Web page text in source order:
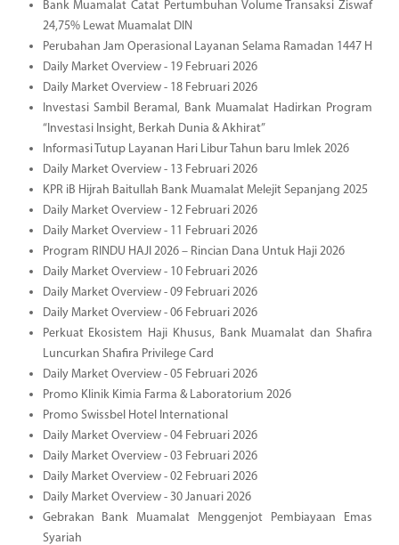
Bank Muamalat Catat Pertumbuhan Volume Transaksi Ziswaf
24,75% Lewat Muamalat DIN
Perubahan Jam Operasional Layanan Selama Ramadan 1447 H
Daily Market Overview - 19 Februari 2026
Daily Market Overview - 18 Februari 2026
Investasi Sambil Beramal, Bank Muamalat Hadirkan Program
“Investasi Insight, Berkah Dunia & Akhirat”
Informasi Tutup Layanan Hari Libur Tahun baru Imlek 2026
Daily Market Overview - 13 Februari 2026
KPR iB Hijrah Baitullah Bank Muamalat Melejit Sepanjang 2025
Daily Market Overview - 12 Februari 2026
Daily Market Overview - 11 Februari 2026
Program RINDU HAJI 2026 – Rincian Dana Untuk Haji 2026
Daily Market Overview - 10 Februari 2026
Daily Market Overview - 09 Februari 2026
Daily Market Overview - 06 Februari 2026
Perkuat Ekosistem Haji Khusus, Bank Muamalat dan Shafira
Luncurkan Shafira Privilege Card
Daily Market Overview - 05 Februari 2026
Promo Klinik Kimia Farma & Laboratorium 2026
Promo Swissbel Hotel International
Daily Market Overview - 04 Februari 2026
Daily Market Overview - 03 Februari 2026
Daily Market Overview - 02 Februari 2026
Daily Market Overview - 30 Januari 2026
Gebrakan Bank Muamalat Menggenjot Pembiayaan Emas
Syariah